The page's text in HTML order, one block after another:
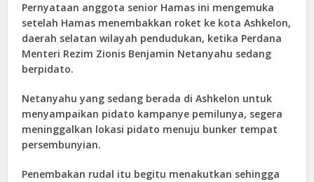
Pernyataan anggota senior Hamas ini mengemuka
setelah Hamas menembakkan roket ke kota Ashkelon,
daerah selatan wilayah pendudukan, ketika Perdana
Menteri Rezim Zionis Benjamin Netanyahu sedang
berpidato.
Netanyahu yang sedang berada di Ashkelon untuk
menyampaikan pidato kampanye pemilunya, segera
meninggalkan lokasi pidato menuju bunker tempat
persembunyian.
Penembakan rudal itu begitu menakutkan sehingga